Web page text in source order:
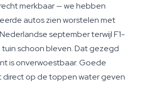
merkbaar — we hebben
autos zien worstelen met
september terwijl F1-
schoon bleven. Dat gezegd
is onverwoestbaar. Goede
direct op de toppen water geven